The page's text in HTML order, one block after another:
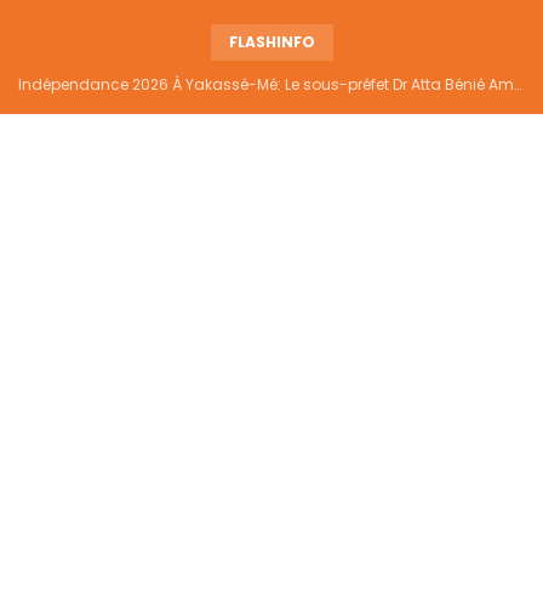
FLASHINFO
Indépendance 2026 À Yakassé-Mé: Le sous-préfet Dr Atta Bénié Amédé appelle à l’unité, à la sécurité et au développement